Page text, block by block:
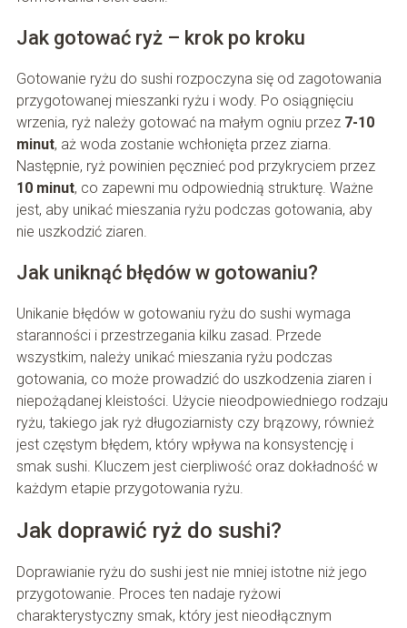
Jak gotować ryż – krok po kroku
Gotowanie ryżu do sushi rozpoczyna się od zagotowania
przygotowanej mieszanki ryżu i wody. Po osiągnięciu
wrzenia, ryż należy gotować na małym ogniu przez 7-10
minut, aż woda zostanie wchłonięta przez ziarna.
Następnie, ryż powinien pęcznieć pod przykryciem przez
10 minut, co zapewni mu odpowiednią strukturę. Ważne
jest, aby unikać mieszania ryżu podczas gotowania, aby
nie uszkodzić ziaren.
Jak uniknąć błędów w gotowaniu?
Unikanie błędów w gotowaniu ryżu do sushi wymaga
staranności i przestrzegania kilku zasad. Przede
wszystkim, należy unikać mieszania ryżu podczas
gotowania, co może prowadzić do uszkodzenia ziaren i
niepożądanej kleistości. Użycie nieodpowiedniego rodzaju
ryżu, takiego jak ryż długoziarnisty czy brązowy, również
jest częstym błędem, który wpływa na konsystencję i
smak sushi. Kluczem jest cierpliwość oraz dokładność w
każdym etapie przygotowania ryżu.
Jak doprawić ryż do sushi?
Doprawianie ryżu do sushi jest nie mniej istotne niż jego
przygotowanie. Proces ten nadaje ryżowi
charakterystyczny smak, który jest nieodłącznym